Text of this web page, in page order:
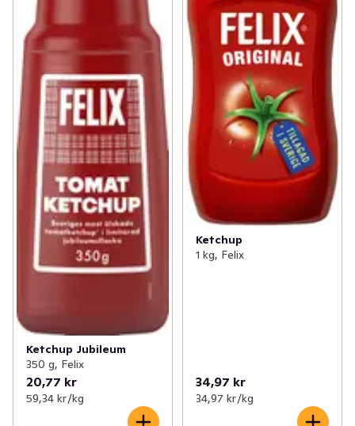
Ketchup Jubileum
350 g, Felix
20,77 kr
59,34 kr /kg
Ketchup
1 kg, Felix
34,97 kr
34,97 kr /kg